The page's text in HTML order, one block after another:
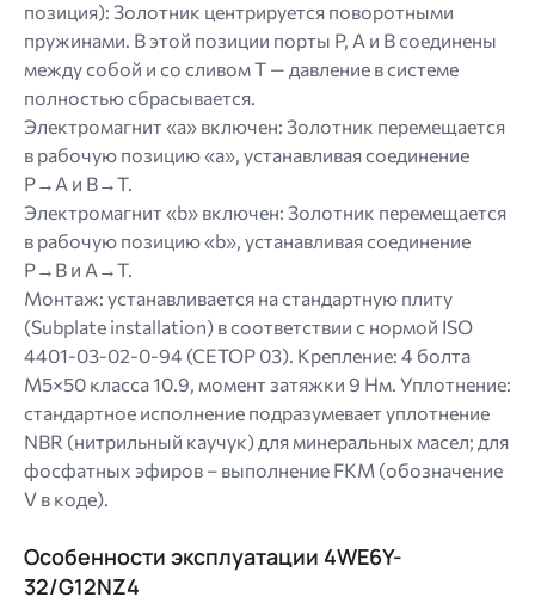
позиция): Золотник центрируется поворотными
пружинами. В этой позиции порты P, A и B соединены
между собой и со сливом T — давление в системе
полностью сбрасывается.
Электромагнит «a» включен: Золотник перемещается
в рабочую позицию «a», устанавливая соединение
P→A и B→T.
Электромагнит «b» включен: Золотник перемещается
в рабочую позицию «b», устанавливая соединение
P→B и A→T.
Монтаж: устанавливается на стандартную плиту
(Subplate installation) в соответствии с нормой ISO
4401-03-02-0-94 (CETOP 03). Крепление: 4 болта
M5×50 класса 10.9, момент затяжки 9 Нм. Уплотнение:
стандартное исполнение подразумевает уплотнение
NBR (нитрильный каучук) для минеральных масел; для
фосфатных эфиров – выполнение FKM (обозначение
V в коде).
Особенности эксплуатации 4WE6Y-
32/G12NZ4